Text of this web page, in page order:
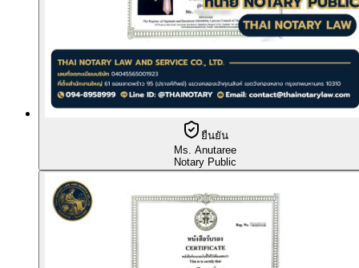
ยืนยัน
Ms. Anutaree
Notary Public